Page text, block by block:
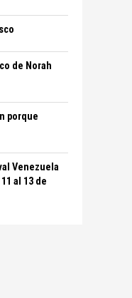
de Norah
porque
Venezuela
al 13 de